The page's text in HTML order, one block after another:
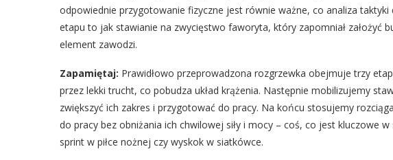
odpowiednie przygotowanie fizyczne jest równie ważne, co analiza
etapu to jak stawianie na zwycięstwo faworyta, który zapomniał założyć
element zawodzi.
Zapamiętaj: Prawidłowo przeprowadzona rozgrzewka obejmuje trzy
przez lekki trucht, co pobudza układ krążenia. Następnie mobilizujemy
zwiększyć ich zakres i przygotować do pracy. Na końcu stosujemy
do pracy bez obniżania ich chwilowej siły i mocy – coś, co jest kluczowe
sprint w piłce nożnej czy wyskok w siatkówce.